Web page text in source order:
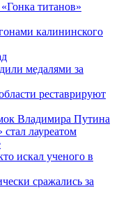
титанов»
калининского
медалями за
реставрируют
Владимира Путина
лауреатом
искал ученого в
сражались за